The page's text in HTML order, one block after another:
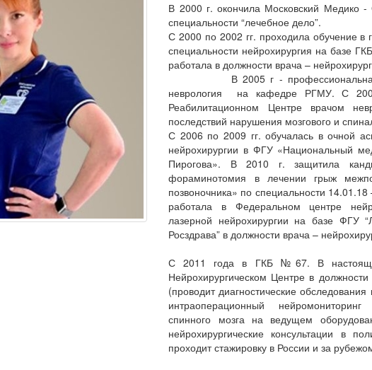
В 2000 г. окончила Московский Медико
специальности “лечебное дело”.
С 2000 по 2002 гг. проходила обучение в
специальности нейрохирургия на базе
работала в должности врача –
В 2005 г - профессиональная
неврология на кафедре РГМУ. С
Реабилитационном Центре врачом
последствий нарушения мозгового и
С 2006 по 2009 гг. обучалась в очной
нейрохирургии в ФГУ «Национальный
Пирогова». В 2010 г. защитила
фораминотомия в лечении грыж
позвоночника» по специальности
работала в Федеральном центре
лазерной нейрохирургии на базе ФГУ
Росздрава” в должности врача –
С 2011 года в ГКБ №67. В
Нейрохирургическом Центре в
(проводит диагностические
интраоперационный
спинного мозга на ведущем
нейрохирургические консультации в
проходит стажировку в России и за